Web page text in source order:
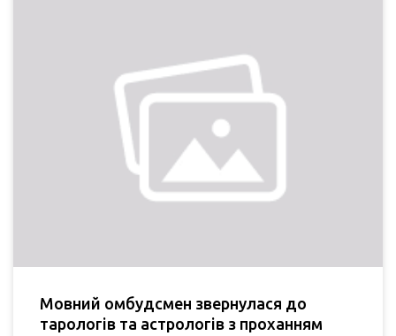
Мовний омбудсмен звернулася до
тарологів та астрологів з проханням